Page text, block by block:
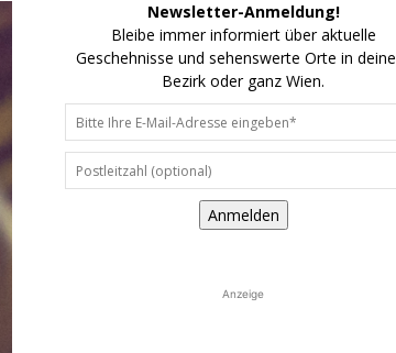
Newsletter-Anmeldung!
Bleibe immer informiert über aktuelle
Geschehnisse und sehenswerte Orte in
Bezirk oder ganz Wien.
Anmelden
Anzeige